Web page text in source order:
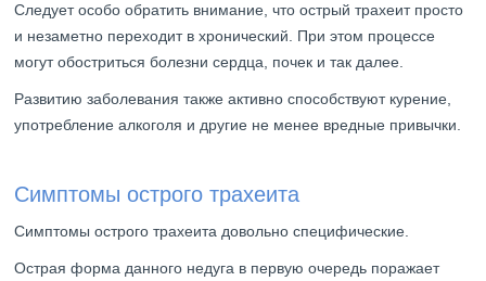
Следует особо обратить внимание, что острый трахеит просто
и незаметно переходит в хронический. При этом процессе
могут обостриться болезни сердца, почек и так далее.
Развитию заболевания также активно способствуют курение,
употребление алкоголя и другие не менее вредные привычки.
Симптомы острого трахеита
Симптомы острого трахеита довольно специфические.
Острая форма данного недуга в первую очередь поражает